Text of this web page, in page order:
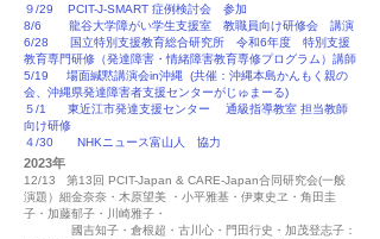
９/29 PCIT-J-SMART 症例検討会 参加
8/6 龍谷大学障がい学生支援室 教職員向け研修会 講演
6/28 国立特別支援教育総合研究所 令和6年度 特別支援
教育専門研修（発達障害・情緒障害教育専修プログラム）講師
5/19 場面緘黙講演会in沖縄 (共催：沖縄本島かんもく親の
会、沖縄県発達障害者支援センターがじゅまーる)
５/1 東近江市発達支援センター 通級指導教室 担当教師
向け研修
４/30 NHKニュース富山人 協力
2023年
12/13 第13回 PCIT-Japan & CARE-Japan合同研究会(一般
演題）細金奈奈・木原望美 ・小平雅基・伊東史ヱ・角田圭
子・加藤郁子・川崎雅子・
國吉知子・倉根超・古川心・門田行史・加茂登志子：